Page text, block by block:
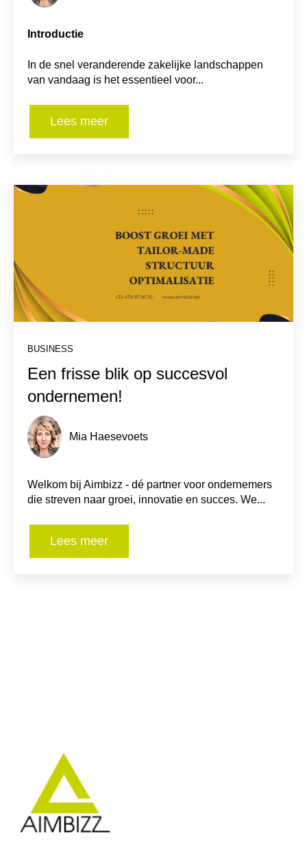
Introductie
In de snel veranderende zakelijke landschappen
van vandaag is het essentieel voor...
Lees meer
BUSINESS
Een frisse blik op succesvol
ondernemen!
Mia Haesevoets
Welkom bij Aimbizz - dé partner voor ondernemers
die streven naar groei, innovatie en succes. We...
Lees meer